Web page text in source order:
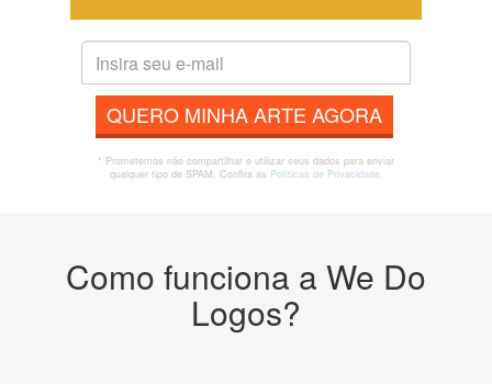
QUERO MINHA ARTE AGORA
* Prometemos não compartilhar e utilizar seus dados para enviar
qualquer tipo de SPAM. Confira as Políticas de Privacidade.
Como funciona a We Do
Logos?